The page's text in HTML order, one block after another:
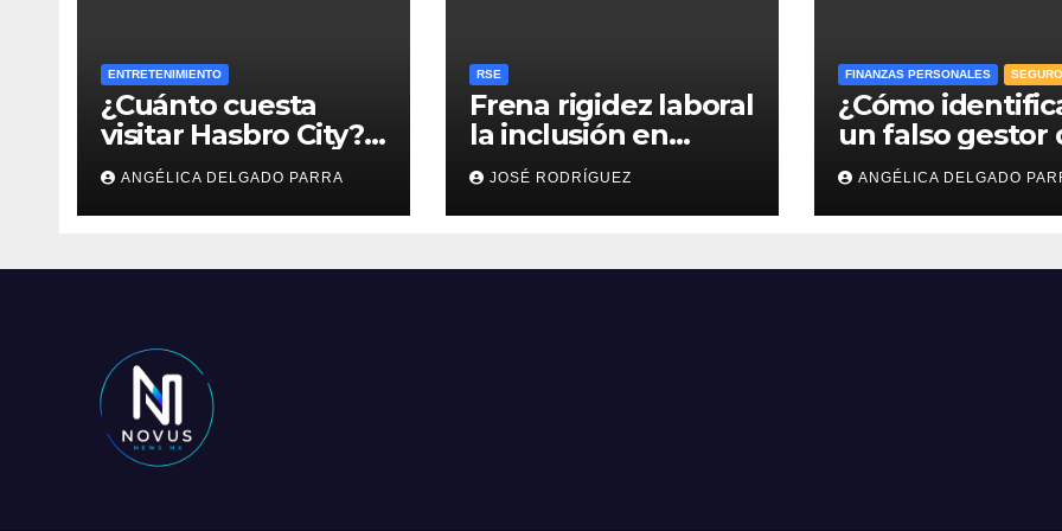
ENTRETENIMIENTO
¿Cuánto cuesta
visitar Hasbro City?
Precios, atracciones
y actividades de
Summer Fest
ANGÉLICA DELGADO PARRA
RSE
Frena rigidez laboral
la inclusión en
empresas: efr
JOSÉ RODRÍGUEZ
FINANZAS PERSONALES
¿Cómo
un falso gestor
Afore y proteger
ahorro para el
retiro?
ANGÉLICA DELGADO